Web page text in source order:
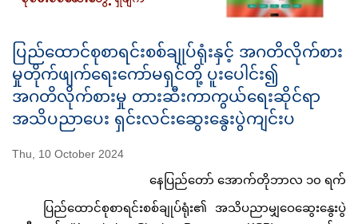
ပြည်ထောင်စုစာရင်းစစ်ချုပ်ရုံးနှင့် အဂတိလိုက်စား
မှုတိုက်ဖျက်ရေးကော်မရှင်တို့ ပူး‌ပေါင်း၍
အဂတိလိုက်စားမှု တားဆီးကာကွယ်ရေးဆိုင်ရာ
အသိပညာပေး ရှင်းလင်းဆွေးနွေးပွဲကျင်းပ
Thu, 10 October 2024
နေပြည်တော် အောက်တိုဘာလ ၁၀ ရက်
ပြည်ထောင်စုစာရင်းစစ်ချုပ်ရုံး၏ အသိပညာမျှဝေဆွေးနွေးပွဲ